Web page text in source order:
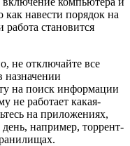
навести порядок на
становится
не отключайте все
назначении
на поиск информации
не работает какая-
на приложениях,
например, торрент-